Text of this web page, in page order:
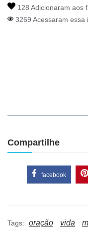
128 Adicionaram aos
3269 Acessaram essa
Compartilhe
facebook
Tags: oração vida